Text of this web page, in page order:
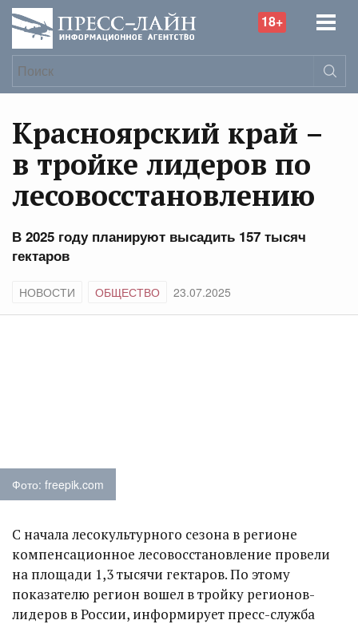
18+
Красноярский край –
в тройке лидеров по
лесовосстановлению
В 2025 году планируют высадить 157 тысяч
гектаров
НОВОСТИ ОБЩЕСТВО 23.07.2025
Фото: freepik.com
С начала лесокультурного сезона в регионе
компенсационное лесовосстановление провели
на площади 1,3 тысячи гектаров. По этому
показателю регион вошел в тройку регионов-
лидеров в России, информирует пресс-служба